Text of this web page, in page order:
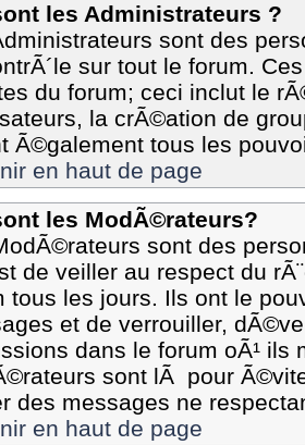
les Administrateurs ?
sont des
sur tout le forum.
du forum; ceci inclut le
la crÃ©ation de
Ã©galement tous les
en haut de page
les ModÃ©rateurs?
sont des
de veiller au respect du
tous les jours. Ils ont le
et de verrouiller,
dans le forum oÃ¹ ils
sont lÃ pour
des messages ne
en haut de page